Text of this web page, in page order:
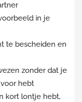
in je
te bescheiden en
zonder dat je
hebt
kort lontje hebt,